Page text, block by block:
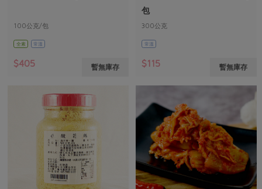
100公克/包
全素 常溫
$405 暫無庫存
包
300公克
常溫
$115 暫無庫存